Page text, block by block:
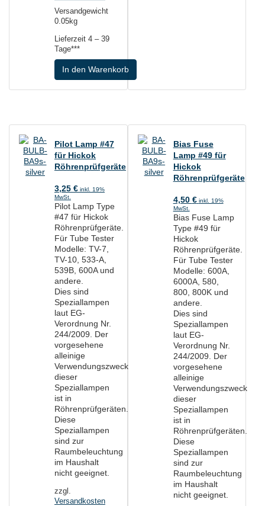
Versandgewicht
0.05kg
Lieferzeit 4 – 39
Tage***
In den Warenkorb
Pilot Lamp #47
für Hickok
Röhrenprüfgeräte
3,25 € inkl. 19%
MwSt.
Pilot Lamp Type
#47 für Hickok
Röhrenprüfgeräte.
Für Tube Tester
Modelle: TV-7,
TV-10, 533-A,
539B, 600A und
andere.
Dies sind
Speziallampen
laut EG-
Verordnung Nr.
244/2009. Der
vorgesehene
alleinige
Verwendungszweck
dieser
Speziallampen
ist in
Röhrenprüfgeräten.
Diese
Speziallampen
sind zur
Raumbeleuchtung
im Haushalt
nicht geeignet.
zzgl.
Versandkosten
Bias Fuse
Lamp #49 für
Hickok
Röhrenprüfgeräte
4,50 € inkl. 19%
MwSt.
Bias Fuse Lamp
Type #49 für
Hickok
Röhrenprüfgeräte.
Für Tube Tester
Modelle: 600A,
6000A, 580,
800, 800K und
andere.
Dies sind
Speziallampen
laut EG-
Verordnung Nr.
244/2009. Der
vorgesehene
alleinige
Verwendungszweck
dieser
Speziallampen
ist in
Röhrenprüfgeräten.
Diese
Speziallampen
sind zur
Raumbeleuchtung
im Haushalt
nicht geeignet.